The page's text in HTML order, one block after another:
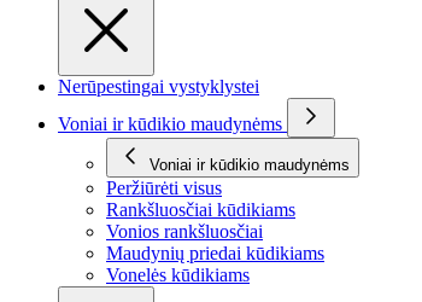
Nerūpestingai vystyklystei
Voniai ir kūdikio maudynėms
Voniai ir kūdikio maudynėms
Peržiūrėti visus
Rankšluosčiai kūdikiams
Vonios rankšluosčiai
Maudynių priedai kūdikiams
Vonelės kūdikiams